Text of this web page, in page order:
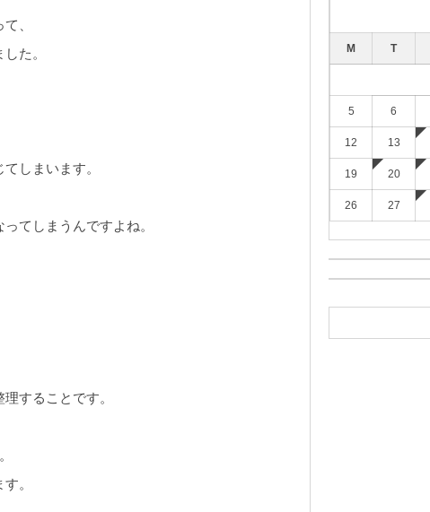
、
た。
しまいます。
てしまうんですよね。
することです。
。
M T
5 6
12 13
19 20
26 27